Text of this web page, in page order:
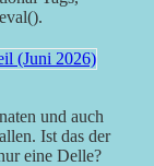
und auch
Ist das der
eine Delle?